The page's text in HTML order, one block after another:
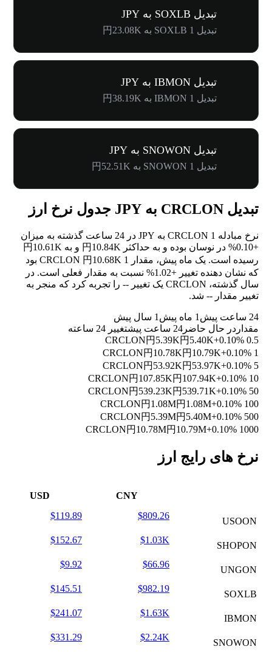
تبدیل SOXLB به JPY
تبدیل 1 SOXLB به 円23.08K
تبدیل IBMON به JPY
تبدیل 1 IBMON به 円38.19K
تبدیل SNOWON به JPY
تبدیل 1 SNOWON به 円52.51K
تبدیل CRCLON به JPY جدول نرخ ارز
نرخ مبادله 1 CRCLON به JPY در 24 ساعت گذشته به میزان
+0.10%
در نوسان بوده و به حداکثر 円10.84K و به 円10.61K
رسیده است. یک ماه پیش، مقدار 1 CRCLON 円10.68K بود
که نشان دهنده تغییر +1.02%
نسبت به مقدار فعلی است. در
سال گذشته، CRCLON یک تغییر
-- را تجربه کرد که منجر به
تغییر مقدار -- شد.
24 ساعت پیش 1 ماه پیش
1 سال پیش
مقدار در حال حاضر 24 ساعت پیش
تغییر 24 ساعته
0.5 CRCLON
円5.39K円5.40K+0.10%
1 CRCLON
円10.78K円10.79K+0.10%
5 CRCLON
円53.92K円53.97K+0.10%
10 CRCLON
円107.85K円107.94K+0.10%
50 CRCLON
円539.23K円539.71K+0.10%
100 CRCLON
円1.08M円1.08M+0.10%
500 CRCLON
円5.39M円5.40M+0.10%
1000 CRCLON
円10.78M円10.79M+0.10%
نرخ های رایج ارز
CNY
USD
USOON
$809.26
$119.89
SHOPON
$1.03K
$152.67
UNGON
$66.96
$9.92
SOXLB
$982.19
$145.51
IBMON
$1.63K
$241.07
SNOWON
$2.24K
$331.29